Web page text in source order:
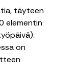
täyteen
elementin
on